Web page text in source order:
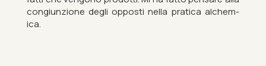
congi­un­zione degli op­posti nella prat­ica al­chem­
ica.